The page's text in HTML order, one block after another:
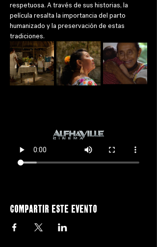
respetuosa. A través de sus historias, la
película resalta la importancia del parto
humanizado y la preservación de estas
tradiciones.
Compartir este evento